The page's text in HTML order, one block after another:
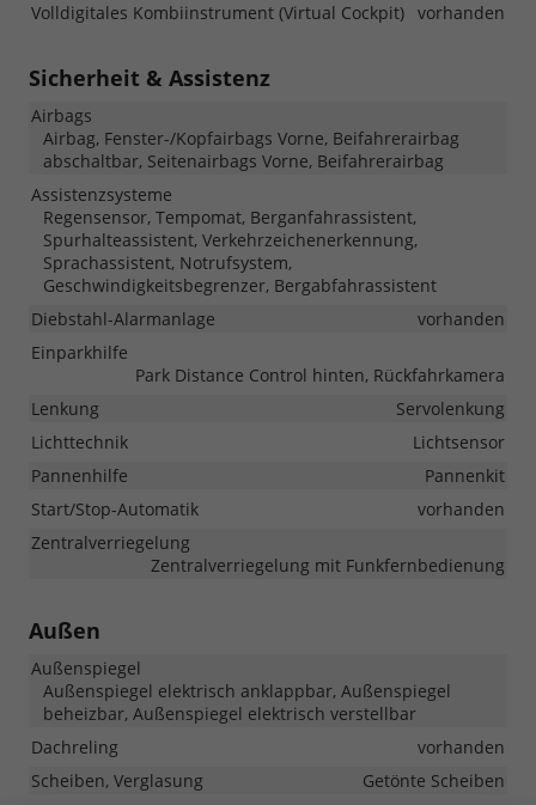
Volldigitales Kombiinstrument (Virtual Cockpit) vorhanden
Sicherheit & Assistenz
Airbags
Airbag, Fenster-/Kopfairbags Vorne, Beifahrerairbag
abschaltbar, Seitenairbags Vorne, Beifahrerairbag
Assistenzsysteme
Regensensor, Tempomat, Berganfahrassistent,
Spurhalteassistent, Verkehrzeichenerkennung,
Sprachassistent, Notrufsystem,
Geschwindigkeitsbegrenzer, Bergabfahrassistent
Diebstahl-Alarmanlage
vorhanden
Einparkhilfe
Park Distance Control hinten, Rückfahrkamera
Lenkung
Servolenkung
Lichttechnik
Lichtsensor
Pannenhilfe
Pannenkit
Start/Stop-Automatik
vorhanden
Zentralverriegelung
Zentralverriegelung mit Funkfernbedienung
Außen
Außenspiegel
Außenspiegel elektrisch anklappbar, Außenspiegel
beheizbar, Außenspiegel elektrisch verstellbar
Dachreling
vorhanden
Scheiben, Verglasung
Getönte Scheiben